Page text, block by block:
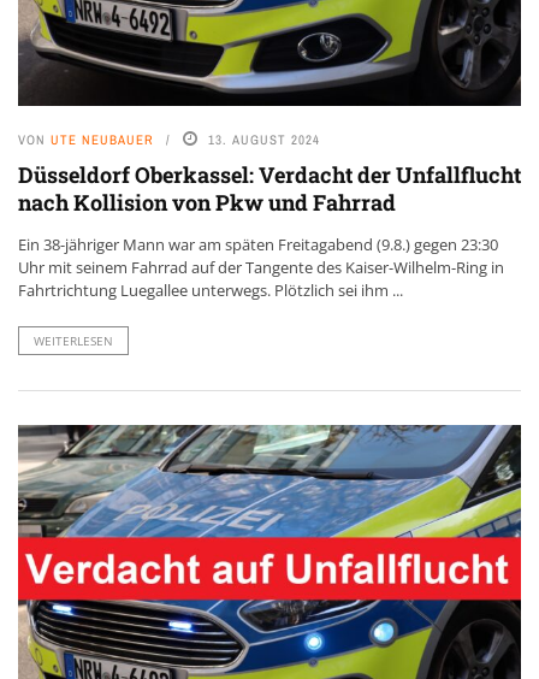
VON UTE NEUBAUER 13. AUGUST 2024
Düsseldorf Oberkassel: Verdacht der Unfallflucht
nach Kollision von Pkw und Fahrrad
Ein 38-jähriger Mann war am späten Freitagabend (9.8.) gegen 23:30
Uhr mit seinem Fahrrad auf der Tangente des Kaiser-Wilhelm-Ring in
Fahrtrichtung Luegallee unterwegs. Plötzlich sei ihm ...
WEITERLESEN